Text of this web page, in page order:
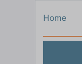
Home